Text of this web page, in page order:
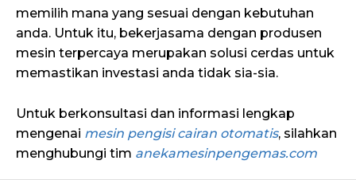
memilih mana yang sesuai dengan kebutuhan
anda. Untuk itu, bekerjasama dengan produsen
mesin terpercaya merupakan solusi cerdas untuk
memastikan investasi anda tidak sia-sia.
Untuk berkonsultasi dan informasi lengkap
mengenai mesin pengisi cairan otomatis, silahkan
menghubungi tim anekamesinpengemas.com